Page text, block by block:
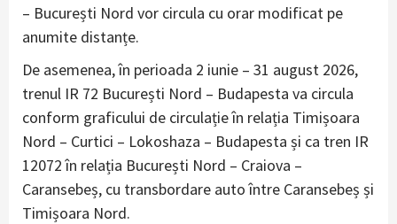
– București Nord vor circula cu orar modificat pe
anumite distanțe.
De asemenea, în perioada 2 iunie – 31 august 2026,
trenul IR 72 București Nord – Budapesta va circula
conform graficului de circulație în relația Timișoara
Nord – Curtici – Lokoshaza – Budapesta și ca tren IR
12072 în relația București Nord – Craiova –
Caransebeș, cu transbordare auto între Caransebeș și
Timișoara Nord.